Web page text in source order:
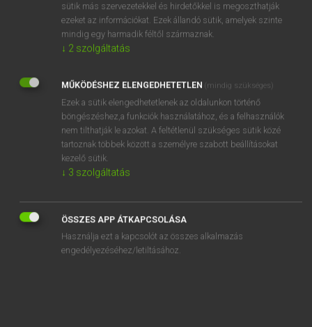
belépek.
REGISZTRÁCIÓ
EURÓPAI UNIÓS TERMINOLÓGIAI SZÓTÁR
Kapcsolódó anyagok
acceptance
acceptation
acceptation bancaire
sütik más szervezetekkel és hirdetőkkel is megoszthatják
ezeket az információkat. Ezek állandó sütik, amelyek szinte
mindig egy harmadik féltől származnak.
↓ 2 szolgáltatás
MŰKÖDÉSHEZ ELENGEDHETETLEN (mindig szükséges)
Ezek a sütik elengedhetetlenek az oldalunkon történő
böngészéshez,a funkciók használatához, és a felhasználók
nem tilthatják le azokat. A feltétlenül szükséges sütik közé
tartoznak többek között a személyre szabott beállításokat
kezelő sütik.
↓ 3 szolgáltatás
ÖSSZES APP ÁTKAPCSOLÁSA
Használja ezt a kapcsolót az összes alkalmazás
engedélyezéséhez/letiltásához.